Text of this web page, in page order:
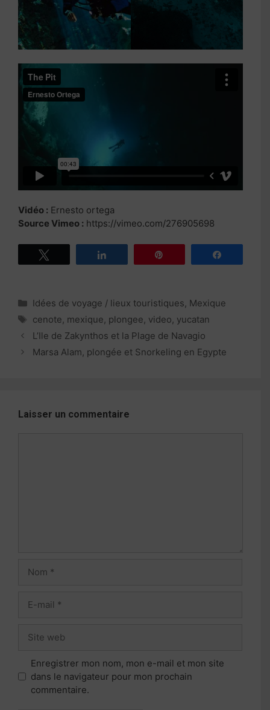
Vidéo : Ernesto ortega
Source Vimeo : https://vimeo.com/276905698
Catégories
Idées de voyage / lieux touristiques, Mexique
Étiquettes
cenote, mexique, plongee, video, yucatan
Navigation
L’Ile de Zakynthos et la Plage de Navagio
Marsa Alam, plongée et Snorkeling en Egypte
Laisser un commentaire
mail
web
Enregistrer mon nom, mon e-mail et mon site
dans le navigateur pour mon prochain
commentaire.